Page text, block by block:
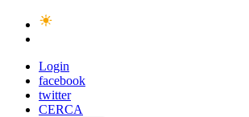
Login
facebook
twitter
CERCA